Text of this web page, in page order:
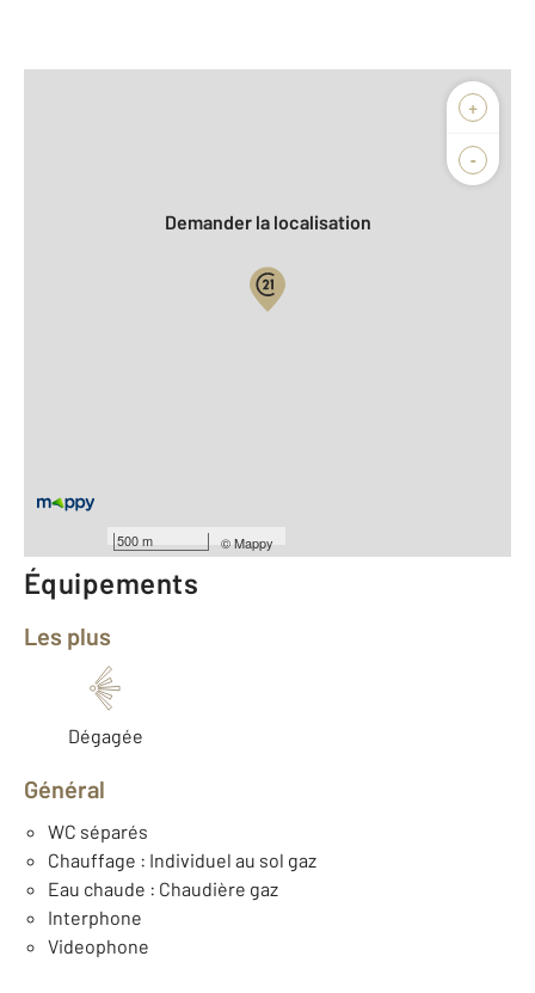
+
-
500 m ©Mappy
Biens vendus
Demander la localisation
Année construction : 2018
Équipements
Les plus
Dégagée
Général
WC séparés
Chauffage : Individuel au sol gaz
Eau chaude : Chaudière gaz
Interphone
Videophone